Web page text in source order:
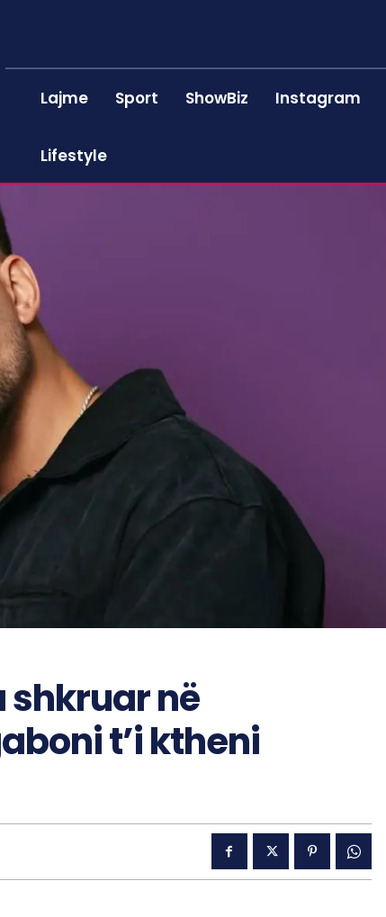
Lajme Sport ShowBiz Instagram
Lifestyle
shkruar në
t’i ktheni